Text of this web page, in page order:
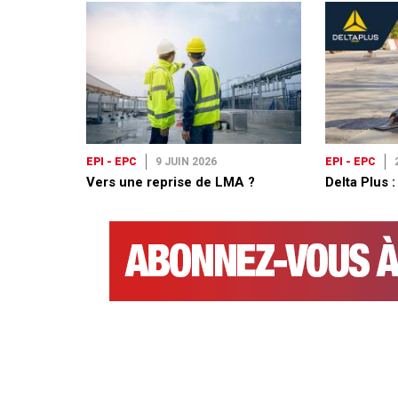
EPI - EPC 9 JUIN 2026
Vers une reprise de LMA ?
EPI - EPC
Delta Plus